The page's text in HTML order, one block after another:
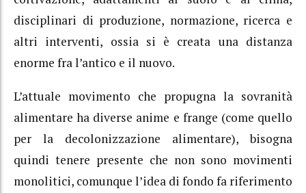
disciplinari di produzione, normazione, ricerca e
altri interventi, ossia si è creata una distanza
enorme fra l’antico e il nuovo.
L’attuale movimento che propugna la sovranità
alimentare ha diverse anime e frange (come quello
per la decolonizzazione alimentare), bisogna
quindi tenere presente che non sono movimenti
monolitici, comunque l’idea di fondo fa riferimento